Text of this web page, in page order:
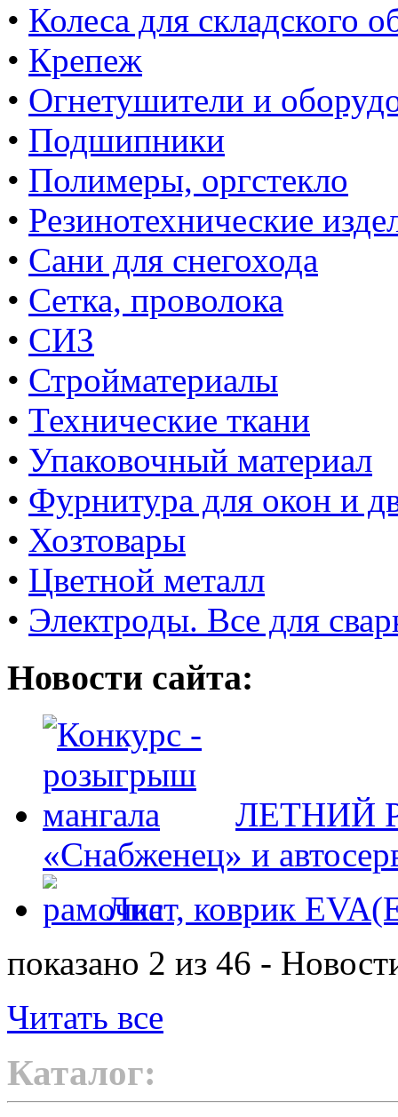
• Колеса для складского
• Крепеж
• Огнетушители и
• Подшипники
• Полимеры, оргстекло
• Резинотехнические
• Сани для снегохода
• Сетка, проволока
• СИЗ
• Стройматериалы
• Технические ткани
• Упаковочный материал
• Фурнитура для окон и
• Хозтовары
• Цветной металл
• Электроды. Все для
Новости сайта:
ЛЕТНИЙ
«Снабженец» и
Лист, коврик
показано 2 из 46 -
Читать все
Каталог: